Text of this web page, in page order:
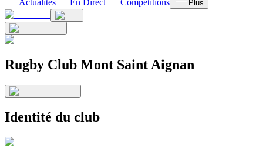
Actualités En Direct Compétitions Plus
Rugby Club Mont Saint Aignan
Identité du club